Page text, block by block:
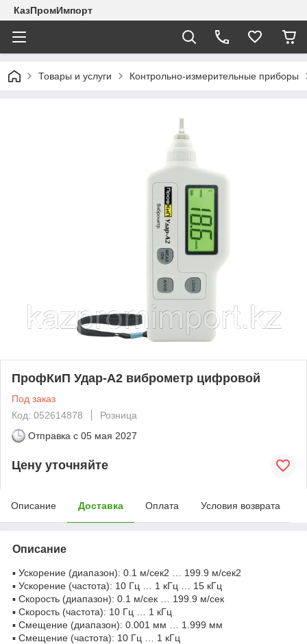
КазПромИмпорт
Товары и услуги Контрольно-измерительные приборы
ПрофКиП Удар-A2 виброметр цифровой
Под заказ
Код: 052614878
Розница
Отправка с 05 мая 2027
Цену уточняйте
Описание Доставка Оплата Условия возврата
Описание
▪ Ускорение (диапазон): 0.1 м/сек2 … 199.9 м/сек2
▪ Ускорение (частота): 10 Гц … 1 кГц … 15 кГц
▪ Скорость (диапазон): 0.1 м/сек … 199.9 м/сек
▪ Скорость (частота): 10 Гц … 1 кГц
▪ Смещение (диапазон): 0.001 мм … 1.999 мм
▪ Смещение (частота): 10 Гц … 1 кГц